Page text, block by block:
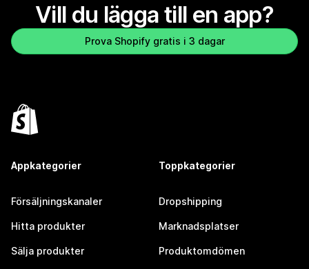
Vill du lägga till en app?
Prova Shopify gratis i 3 dagar
Appkategorier
Försäljningskanaler
Hitta produkter
Sälja produkter
Toppkategorier
Dropshipping
Marknadsplatser
Produktomdömen